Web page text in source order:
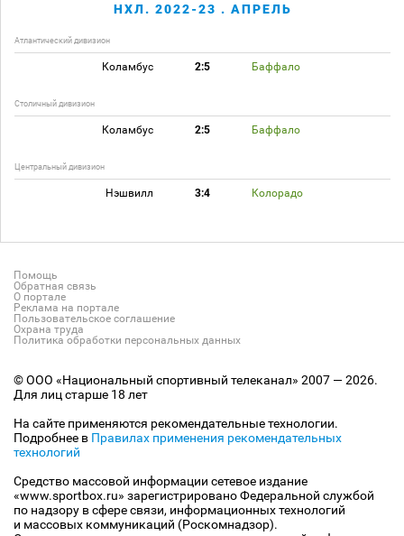
НХЛ. 2022-23 . АПРЕЛЬ
Атлантический дивизион
Коламбус 2:5 Баффало
Столичный дивизион
Коламбус 2:5 Баффало
Центральный дивизион
Нэшвилл 3:4 Колорадо
Помощь
Обратная связь
О портале
Реклама на портале
Пользовательское соглашение
Охрана труда
Политика обработки персональных данных
© ООО «Национальный спортивный телеканал» 2007 — 2026.
Для лиц старше 18 лет
На сайте применяются рекомендательные технологии.
Подробнее в Правилах применения рекомендательных
технологий
Средство массовой информации сетевое издание
«www.sportbox.ru» зарегистрировано Федеральной службой
по надзору в сфере связи, информационных технологий
и массовых коммуникаций (Роскомнадзор).